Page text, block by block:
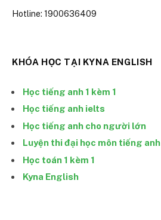
Hotline: 1900636409
KHÓA HỌC TẠI KYNA ENGLISH
Học tiếng anh 1 kèm 1
Học tiếng anh ielts
Học tiếng anh cho người lớn
Luyện thi đại học môn tiếng anh
Học toán 1 kèm 1
Kyna English